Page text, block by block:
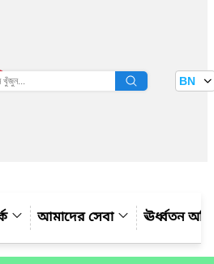
তথ্য বাতায়ন BN
আমাদের সেবা ঊর্ধ্বতন